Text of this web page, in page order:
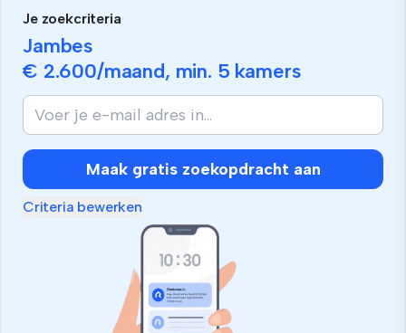
Je zoekcriteria
Jambes
€ 2.600/maand, min. 5 kamers
Maak gratis zoekopdracht aan
Criteria bewerken